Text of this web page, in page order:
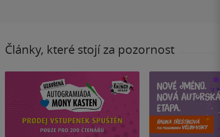
Články, které stojí za pozornost